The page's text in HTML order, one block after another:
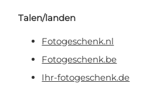
Talen/landen
Fotogeschenk.nl
Fotogeschenk.be
Ihr-fotogeschenk.de